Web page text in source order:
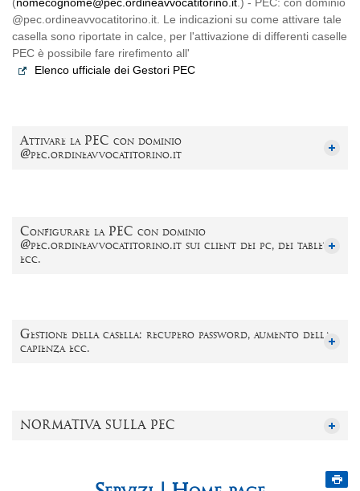
(nomecognome@pec.ordineavvocatitorino.it.) - PEC: con dominio
@pec.ordineavvocatitorino.it. Le indicazioni su come attivare tale
casella sono riportate in calce, per l'attivazione di differenti caselle
PEC è possibile fare rirefimento all'
Elenco ufficiale dei Gestori PEC
Attivare la PEC con dominio
@pec.ordineavvocatitorino.it
Configurare la PEC con dominio
@pec.ordineavvocatitorino.it sui client dei pc, dei tablet,
ecc.
Gestione della casella: recupero password, aumento della
capienza ecc.
NORMATIVA SULLA PEC